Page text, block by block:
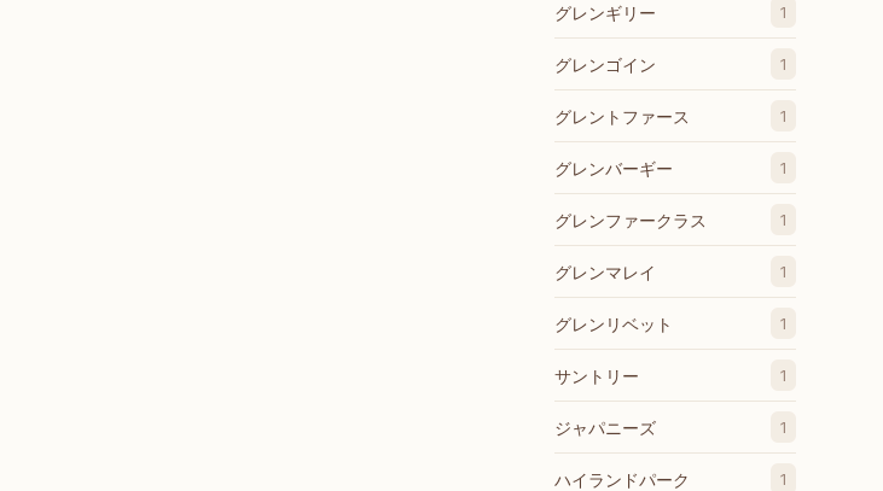
グレンギリー 1
グレンゴイン 1
グレントファース 1
グレンバーギー 1
グレンファークラス 1
グレンマレイ 1
グレンリベット 1
サントリー 1
ジャパニーズ 1
ハイランドパーク 1